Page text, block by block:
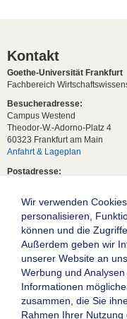
Kontakt
Goethe-Universität Frankfurt
Fachbereich
Besucheradresse:
Campus Westend
Theodor-W.-Adorno-Platz 4
60323 Frankfurt am Main
Anfahrt & Lageplan
Postadresse:
Studentische Anfragen:
studium[at]wiwi.uni-
Allgemeine Anfragen:
dekanat02[at]wiwi.uni-
Die Goethe-Universität
Wir verwenden
personalisieren,
können und die
Außerdem geben wir
unserer Website an
Werbung und
Informationen
zusammen, die Sie
Rahmen Ihrer Nutzung